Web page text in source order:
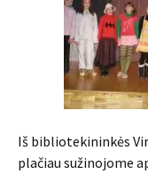
Iš bibliotekininkės
plačiau sužinojome